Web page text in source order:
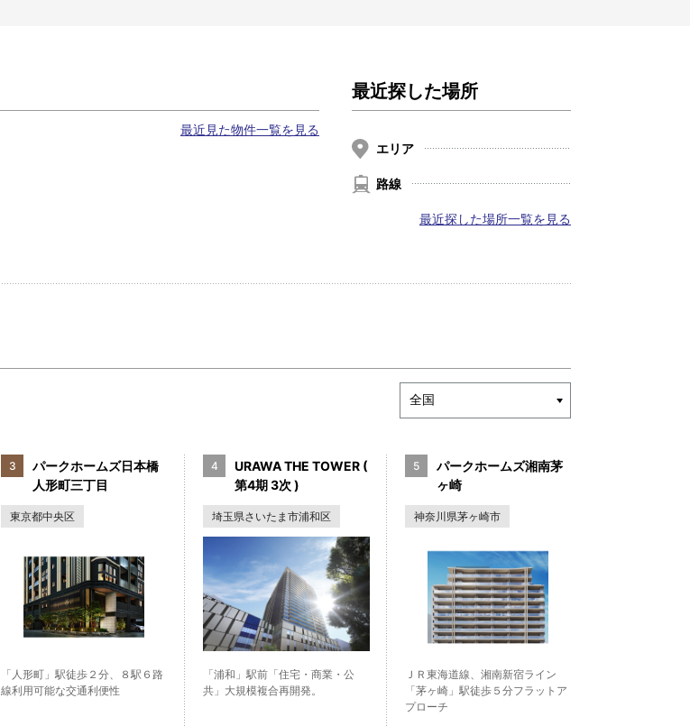
最近見た物件一覧を見る
最近探した場所
エリア
路線
最近探した場所一覧を見る
パークホームズ日本橋
人形町三丁目
東京都中央区
「人形町」駅徒歩２分、８駅６路
線利用可能な交通利便性
URAWA THE TOWER (
第4期 3次 )
埼玉県さいたま市浦和区
「浦和」駅前「住宅・商業・公
共」大規模複合再開発。
パークホームズ湘南茅
ヶ崎
神奈川県茅ヶ崎市
ＪＲ東海道線、湘南新宿ライン
「茅ヶ崎」駅徒歩５分フラットア
プローチ